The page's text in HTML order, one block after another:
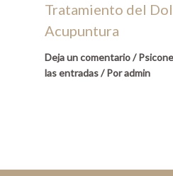
Tratamiento del
Acupuntura
Deja un comentario /
las entradas/ Poradmin